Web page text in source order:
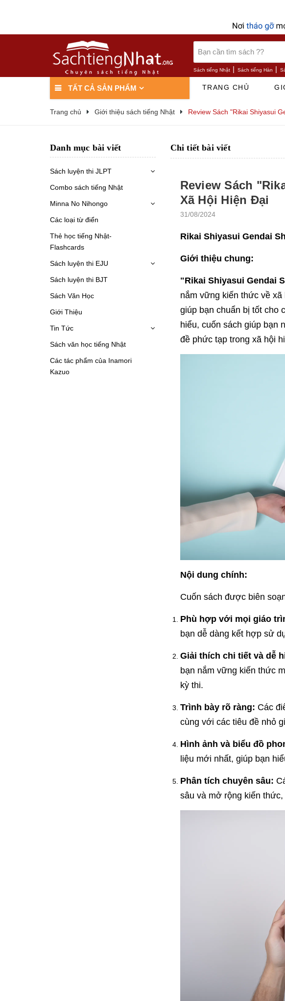
Sách tiếng Nhật | Sách tiếng Hàn |
TẤT CẢ SẢN PHẨM TRANG CHỦ
Trang chủ Giới thiệu sách tiếng Nhật Review Sách "Rikai Shiyasui
Chi tiết bài viết
Review Sách
Xã Hội Hiện Đại
31/08/2024
Rikai Shiyasui Gendai
Giới thiệu chung:
"Rikai Shiyasui Gendai
nắm vững kiến thức về
giúp bạn chuẩn bị tốt cho
hiểu, cuốn sách giúp bạn
đề phức tạp trong xã hội
Nội dung chính:
Cuốn sách được biên
Phù hợp với mọi giáo
bạn dễ dàng kết hợp sử
Giải thích chi tiết và dễ
bạn nắm vững kiến thức
kỳ thi.
Trình bày rõ ràng: Các
cùng với các tiêu đề nhỏ
Hình ảnh và biểu đồ
liệu mới nhất, giúp bạn
Phân tích chuyên sâu:
sâu và mở rộng kiến
Danh mục bài viết
Sách luyện thi JLPT
Combo sách tiếng Nhật
Minna No Nihongo
Các loại từ điển
Thẻ học tiếng Nhật-
Flashcards
Sách luyện thi EJU
Sách luyện thi BJT
Sách Văn Học
Giới Thiệu
Tin Tức
Sách văn học tiếng Nhật
Các tác phẩm của Inamori
Kazuo